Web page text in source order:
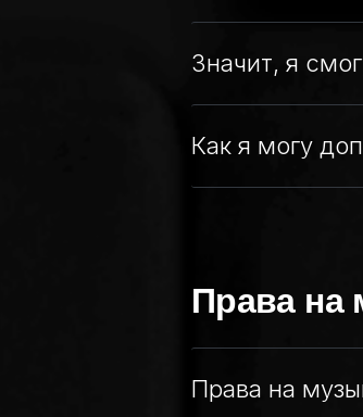
Значит, я
Как я могу
Права на
Права на